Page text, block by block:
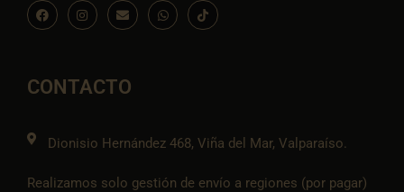
F
a
c
o
k
I
n
s
r
a
E
n
v
p
e
W
h
a
I
c
o
CONTACTO
Dionisio Hernández 468, Viña del Mar, Valparaíso.
Realizamos solo gestión de envío a regiones (por pagar)